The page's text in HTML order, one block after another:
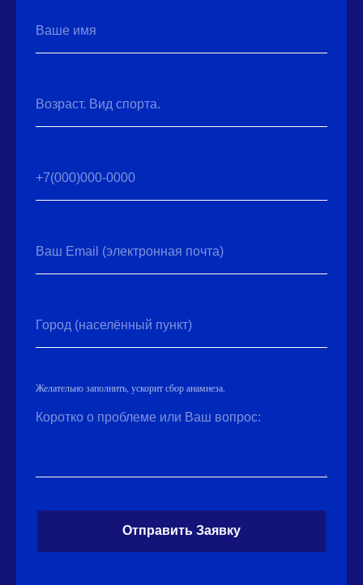
Ваше имя
Возраст. Вид спорта.
+7(000)000-0000
Ваш Email (электронная почта)
Город (населённый пункт)
Желательно заполнить, ускорит сбор анамнеза.
Коротко о проблеме или Ваш вопрос:
Отправить Заявку